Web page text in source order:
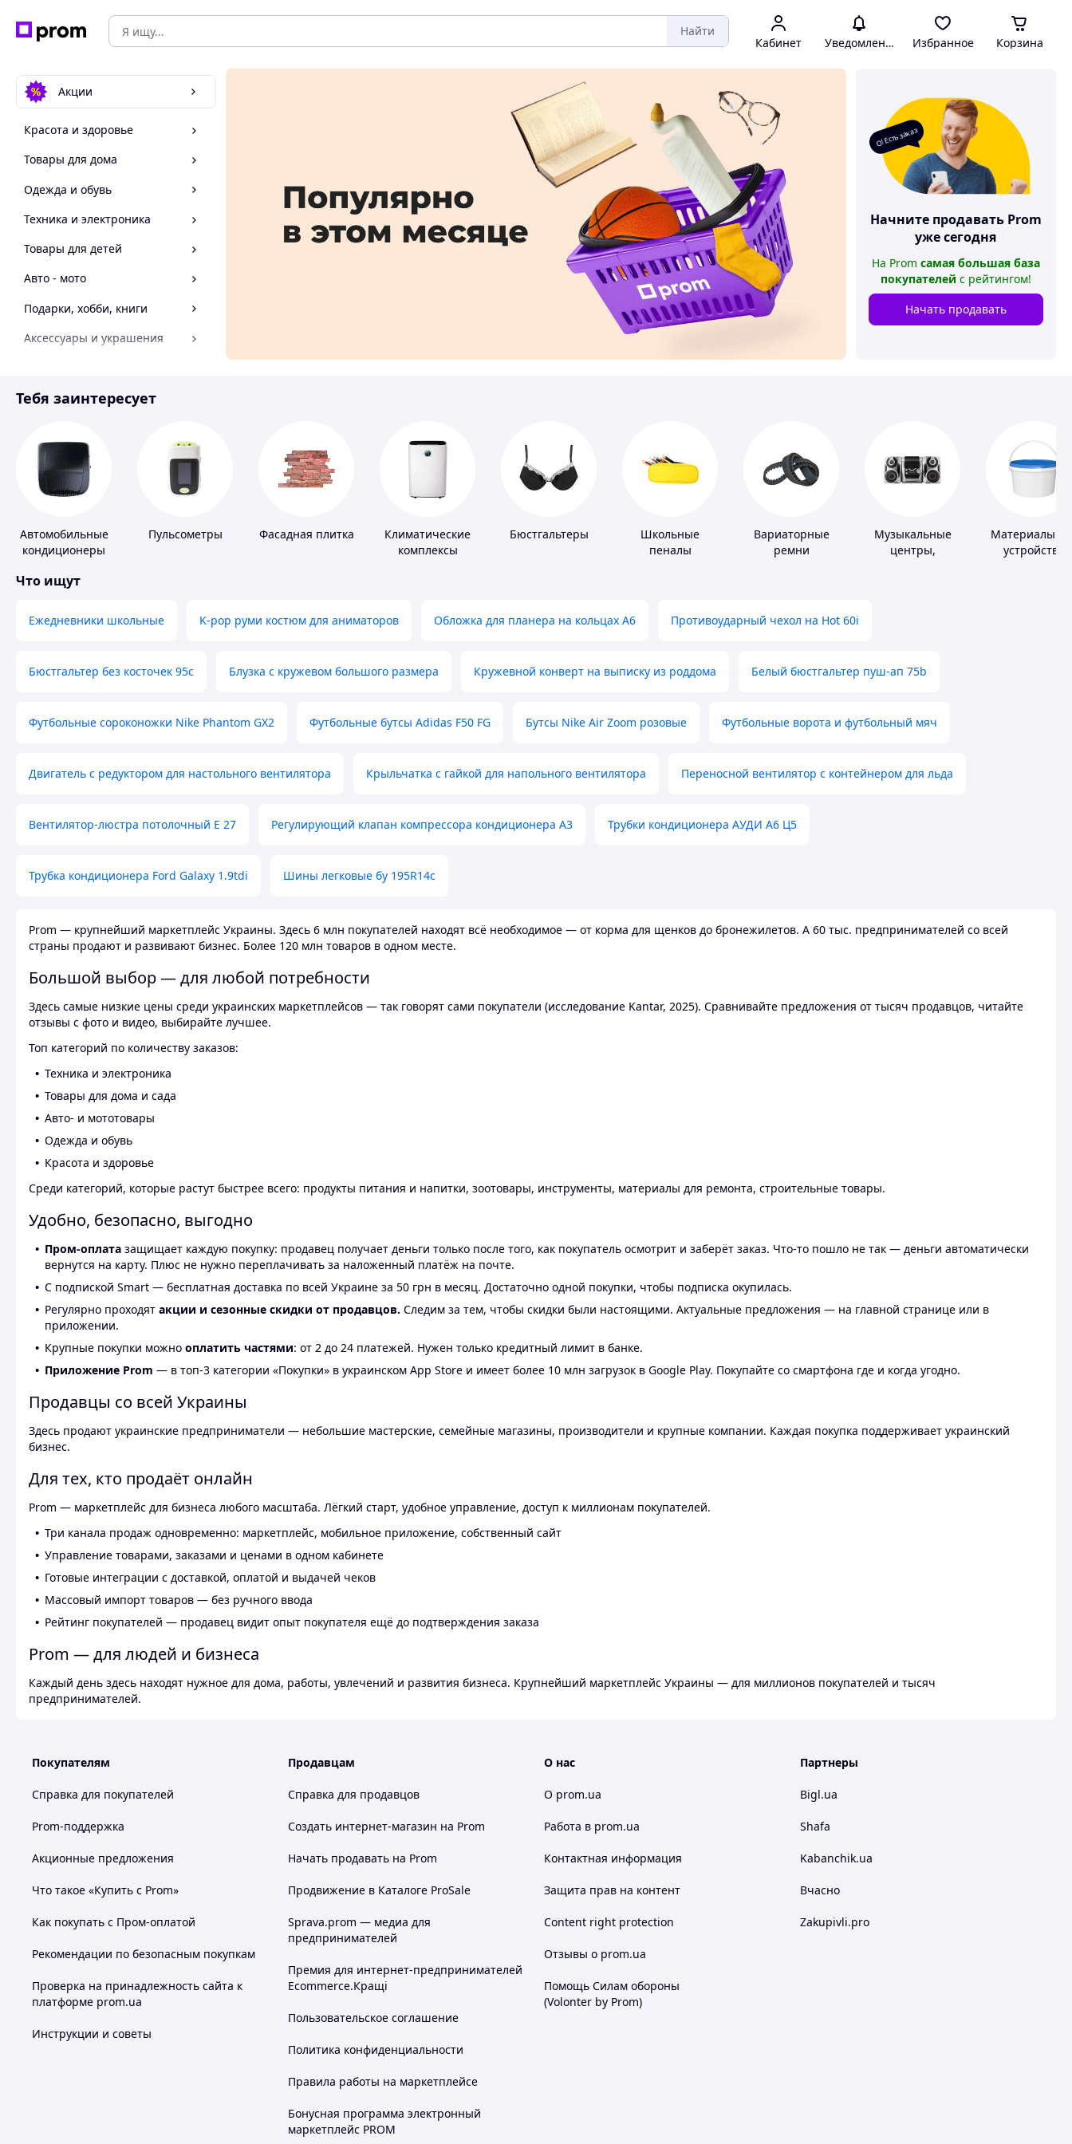
Найти
Кабинет Уведомления Избранное Корзина
Акции
Красота и здоровье
Товары для дома
Одежда и обувь
Техника и электроника
Товары для детей
Авто - мото
Подарки, хобби, книги
Аксессуары и украшения
Спорт и отдых
О! Есть заказ
Начните продавать Prom
уже сегодня
На Prom самая большая база
покупателей с рейтингом!
Начать продавать
Тебя заинтересует
Автомобильные
кондиционеры
Пульсометры Фасадная плитка
Климатические
комплексы
Бюстгальтеры
Школьные
пеналы
Вариаторные
ремни
Музыкальные
центры,
Материалы
устройства
Что ищут
Ежедневники школьные K-pop руми костюм для аниматоров Обложка для планера на кольцах А6 Противоударный чехол на Hot 60i
Бюстгальтер без косточек 95с Блузка с кружевом большого размера Кружевной конверт на выписку из роддома Белый бюстгальтер пуш-ап 75b
Футбольные сороконожки Nike Phantom GX2 Футбольные бутсы Adidas F50 FG Бутсы Nike Air Zoom розовые Футбольные ворота и футбольный мяч
Двигатель с редуктором для настольного вентилятора Крыльчатка с гайкой для напольного вентилятора Переносной вентилятор с контейнером для льда
Вентилятор-люстра потолочный E 27 Регулирующий клапан компрессора кондиционера А3 Трубки кондиционера АУДИ А6 Ц5
Трубка кондиционера Ford Galaxy 1.9tdi Шины легковые бу 195R14c
Prom — крупнейший маркетплейс Украины. Здесь 6 млн покупателей находят всё необходимое — от корма для щенков до бронежилетов. А 60 тыс. предпринимателей со всей
страны продают и развивают бизнес. Более 120 млн товаров в одном месте.
Большой выбор — для любой потребности
Здесь самые низкие цены среди украинских маркетплейсов — так говорят сами покупатели (исследование Kantar, 2025). Сравнивайте предложения от тысяч продавцов, читайте
отзывы с фото и видео, выбирайте лучшее.
Топ категорий по количеству заказов:
Техника и электроника
Товары для дома и сада
Авто- и мототовары
Одежда и обувь
Красота и здоровье
Среди категорий, которые растут быстрее всего: продукты питания и напитки, зоотовары, инструменты, материалы для ремонта, строительные товары.
Удобно, безопасно, выгодно
Пром-оплата защищает каждую покупку: продавец получает деньги только после того, как покупатель осмотрит и заберёт заказ. Что-то пошло не так — деньги автоматически
вернутся на карту. Плюс не нужно переплачивать за наложенный платёж на почте.
С подпиской Smart — бесплатная доставка по всей Украине за 50 грн в месяц. Достаточно одной покупки, чтобы подписка окупилась.
Регулярно проходят акции и сезонные скидки от продавцов. Следим за тем, чтобы скидки были настоящими. Актуальные предложения — на главной странице или в
приложении.
Крупные покупки можно оплатить частями: от 2 до 24 платежей. Нужен только кредитный лимит в банке.
Приложение Prom — в топ-3 категории «Покупки» в украинском App Store и имеет более 10 млн загрузок в Google Play. Покупайте со смартфона где и когда угодно.
Продавцы со всей Украины
Здесь продают украинские предприниматели — небольшие мастерские, семейные магазины, производители и крупные компании. Каждая покупка поддерживает украинский
бизнес.
Для тех, кто продаёт онлайн
Prom — маркетплейс для бизнеса любого масштаба. Лёгкий старт, удобное управление, доступ к миллионам покупателей.
Три канала продаж одновременно: маркетплейс, мобильное приложение, собственный сайт
Управление товарами, заказами и ценами в одном кабинете
Готовые интеграции с доставкой, оплатой и выдачей чеков
Массовый импорт товаров — без ручного ввода
Рейтинг покупателей — продавец видит опыт покупателя ещё до подтверждения заказа
Prom — для людей и бизнеса
Каждый день здесь находят нужное для дома, работы, увлечений и развития бизнеса. Крупнейший маркетплейс Украины — для миллионов покупателей и тысяч
предпринимателей.
Покупателям
Справка для покупателей
Prom-поддержка
Акционные предложения
Что такое «Купить с Prom»
Как покупать с Пром-оплатой
Рекомендации по безопасным покупкам
Проверка на принадлежность сайта к
платформе prom.ua
Инструкции и советы
Продавцам
Справка для продавцов
Создать интернет-магазин на Prom
Начать продавать на Prom
Продвижение в Каталоге ProSale
Sprava.prom — медиа для
предпринимателей
Премия для интернет-предпринимателей
Ecommerce.Кращі
Пользовательское соглашение
Политика конфиденциальности
Правила работы на маркетплейсе
Бонусная программа электронный
маркетплейс PROM
О нас
О prom.ua
Работа в prom.ua
Контактная информация
Защита прав на контент
Content right protection
Отзывы о prom.ua
Помощь Силам обороны
(Volonter by Prom)
Партнеры
Bigl.ua
Shafa
Kabanchik.ua
Вчасно
Zakupivli.pro